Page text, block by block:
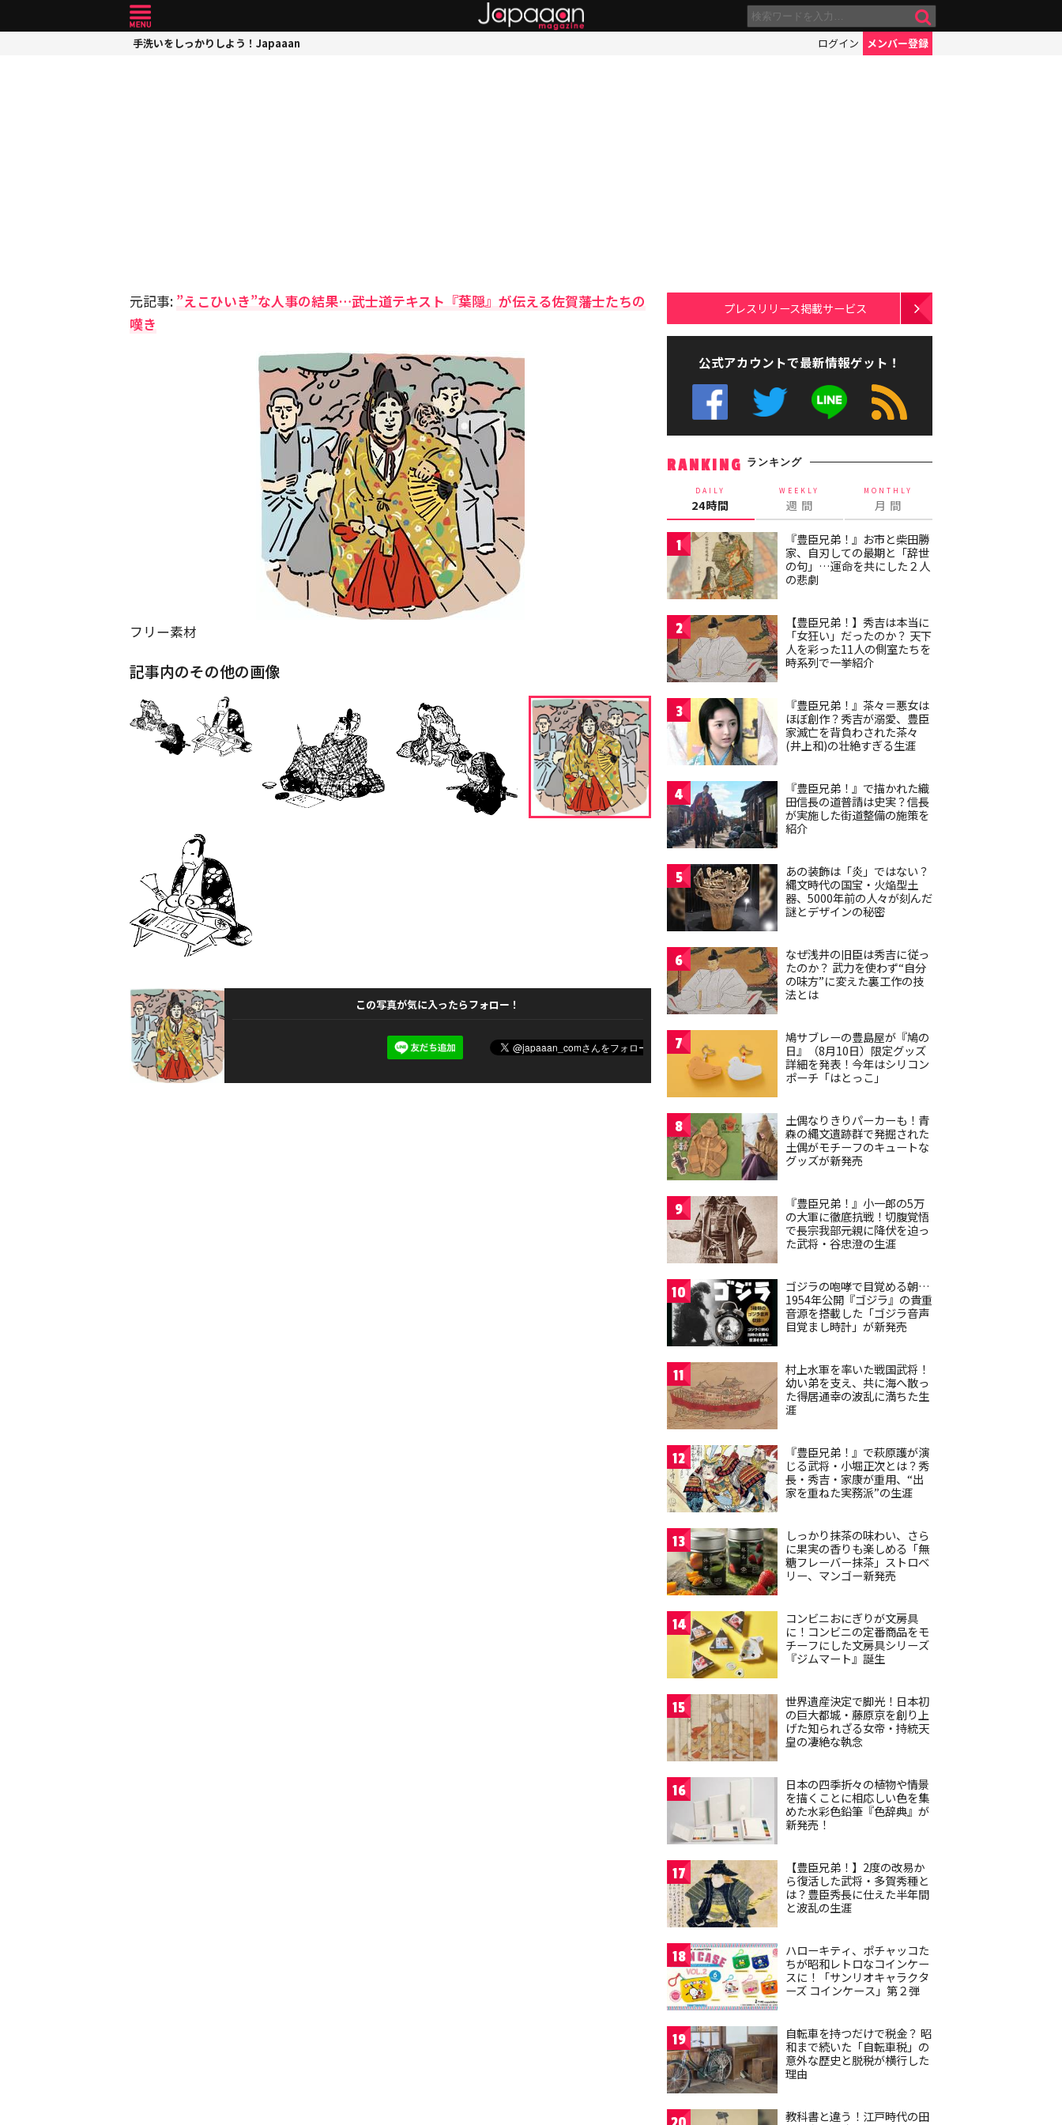
手洗いをしっかりしよう！Japaaan ログイン メンバー登録
元記事: ”えこひいき”な人事の結果…武士道テキスト『葉隠』が伝える佐賀藩士たちの
嘆き
フリー素材
記事内のその他の画像
この写真が気に入ったらフォロー！
プレスリリース掲載サービス
公式アカウントで最新情報ゲット！
RANKING ランキング
DAILY
24時間
WEEKLY
週 間
MONTHLY
月 間
1
『豊臣兄弟！』お市と柴田勝
家、自刃しての最期と「辞世
の句」…運命を共にした２人
の悲劇
2
【豊臣兄弟！】秀吉は本当に
「女狂い」だったのか？ 天下
人を彩った11人の側室たちを
時系列で一挙紹介
3
『豊臣兄弟！』茶々＝悪女は
ほぼ創作？秀吉が溺愛、豊臣
家滅亡を背負わされた茶々
(井上和)の壮絶すぎる生涯
4
『豊臣兄弟！』で描かれた織
田信長の道普請は史実？信長
が実施した街道整備の施策を
紹介
5
あの装飾は「炎」ではない？
縄文時代の国宝・火焔型土
器、5000年前の人々が刻んだ
謎とデザインの秘密
6
なぜ浅井の旧臣は秀吉に従っ
たのか？ 武力を使わず“自分
の味方”に変えた裏工作の技
法とは
7
鳩サブレーの豊島屋が『鳩の
日』（8月10日）限定グッズ
詳細を発表！今年はシリコン
ポーチ「はとっこ」
8
土偶なりきりパーカーも！青
森の縄文遺跡群で発掘された
土偶がモチーフのキュートな
グッズが新発売
9
『豊臣兄弟！』小一郎の5万
の大軍に徹底抗戦！切腹覚悟
で長宗我部元親に降伏を迫っ
た武将・谷忠澄の生涯
10
ゴジラの咆哮で目覚める朝…
1954年公開『ゴジラ』の貴重
音源を搭載した「ゴジラ音声
目覚まし時計」が新発売
11
村上水軍を率いた戦国武将！
幼い弟を支え、共に海へ散っ
た得居通幸の波乱に満ちた生
涯
12
『豊臣兄弟！』で萩原護が演
じる武将・小堀正次とは？秀
長・秀吉・家康が重用、“出
家を重ねた実務派”の生涯
13
しっかり抹茶の味わい、さら
に果実の香りも楽しめる「無
糖フレーバー抹茶」ストロベ
リー、マンゴー新発売
14
コンビニおにぎりが文房具
に！コンビニの定番商品をモ
チーフにした文房具シリーズ
『ジムマート』誕生
15
世界遺産決定で脚光！日本初
の巨大都城・藤原京を創り上
げた知られざる女帝・持統天
皇の凄絶な執念
16
日本の四季折々の植物や情景
を描くことに相応しい色を集
めた水彩色鉛筆『色辞典』が
新発売！
17
【豊臣兄弟！】2度の改易か
ら復活した武将・多賀秀種と
は？豊臣秀長に仕えた半年間
と波乱の生涯
18
ハローキティ、ポチャッコた
ちが昭和レトロなコインケー
スに！「サンリオキャラクタ
ーズ コインケース」第２弾
19
自転車を持つだけで税金？ 昭
和まで続いた「自転車税」の
意外な歴史と脱税が横行した
理由
教科書と違う！江戸時代の田